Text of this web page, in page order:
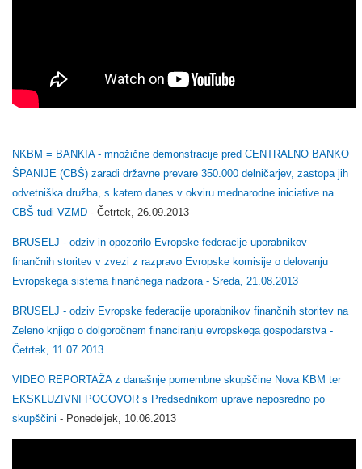
NKBM = BANKIA - množične demonstracije pred CENTRALNO BANKO
ŠPANIJE (CBŠ) zaradi državne prevare 350.000 delničarjev, zastopa jih
odvetniška družba, s katero danes v okviru mednarodne iniciative na
CBŠ tudi VZMD - Četrtek, 26.09.2013
BRUSELJ - odziv in opozorilo Evropske federacije uporabnikov
finančnih storitev v zvezi z razpravo Evropske komisije o delovanju
Evropskega sistema finančnega nadzora - Sreda, 21.08.2013
BRUSELJ - odziv Evropske federacije uporabnikov finančnih storitev na
Zeleno knjigo o dolgoročnem financiranju evropskega gospodarstva -
Četrtek, 11.07.2013
VIDEO REPORTAŽA z današnje pomembne skupščine Nova KBM ter
EKSKLUZIVNI POGOVOR s Predsednikom uprave neposredno po
skupščini - Ponedeljek, 10.06.2013